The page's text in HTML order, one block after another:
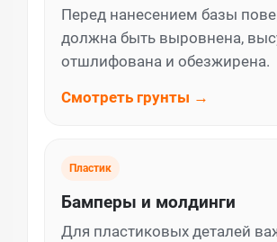
Перед нанесением базы
должна быть выровнена,
отшлифована и обезжирена.
Смотреть грунты →
Пластик
Бамперы и молдинги
Для пластиковых деталей